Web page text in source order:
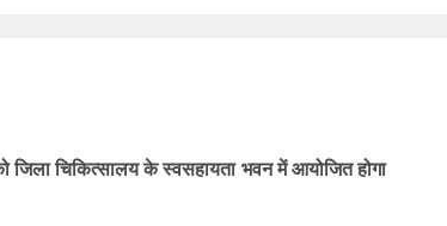
चिकित्सालय के स्वसहायता भवन में आयोजित होगा